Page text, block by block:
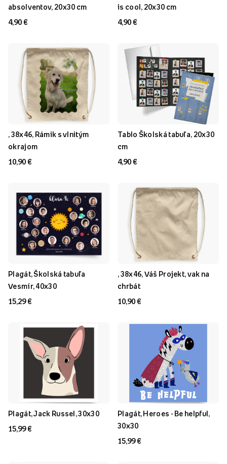
absolventov, 20x30 cm
4,90 €
is cool, 20x30 cm
4,90 €
, 38x46, Rámik s vlnitým
okrajom
10,90 €
Tablo Školská tabuľa, 20x30
cm
4,90 €
Plagát, Školská tabuľa
Vesmír, 40x30
15,29 €
, 38x46, Váš Projekt, vak na
chrbát
10,90 €
Plagát, Jack Russel, 30x30
15,99 €
Plagát, Heroes - Be helpful,
30x30
15,99 €